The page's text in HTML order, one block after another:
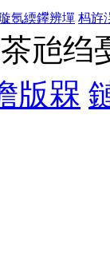
氬緛鑻辨墠 杩斿
兘绉
版槑